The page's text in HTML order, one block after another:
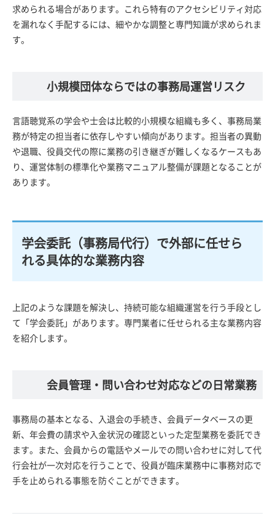
求められる場合があります。これら特有のアクセシビリティ対応
を漏れなく手配するには、細やかな調整と専門知識が求められま
す。
小規模団体ならではの事務局運営リスク
言語聴覚系の学会や士会は比較的小規模な組織も多く、事務局業
務が特定の担当者に依存しやすい傾向があります。担当者の異動
や退職、役員交代の際に業務の引き継ぎが難しくなるケースもあ
り、運営体制の標準化や業務マニュアル整備が課題となることが
あります。
学会委託（事務局代行）で外部に任せら
れる具体的な業務内容
上記のような課題を解決し、持続可能な組織運営を行う手段とし
て「学会委託」があります。専門業者に任せられる主な業務内容
を紹介します。
会員管理・問い合わせ対応などの日常業務
事務局の基本となる、入退会の手続き、会員データベースの更
新、年会費の請求や入金状況の確認といった定型業務を委託でき
ます。また、会員からの電話やメールでの問い合わせに対して代
行会社が一次対応を行うことで、役員が臨床業務中に事務対応で
手を止められる事態を防ぐことができます。